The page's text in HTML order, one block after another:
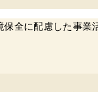
保全に配慮した事業